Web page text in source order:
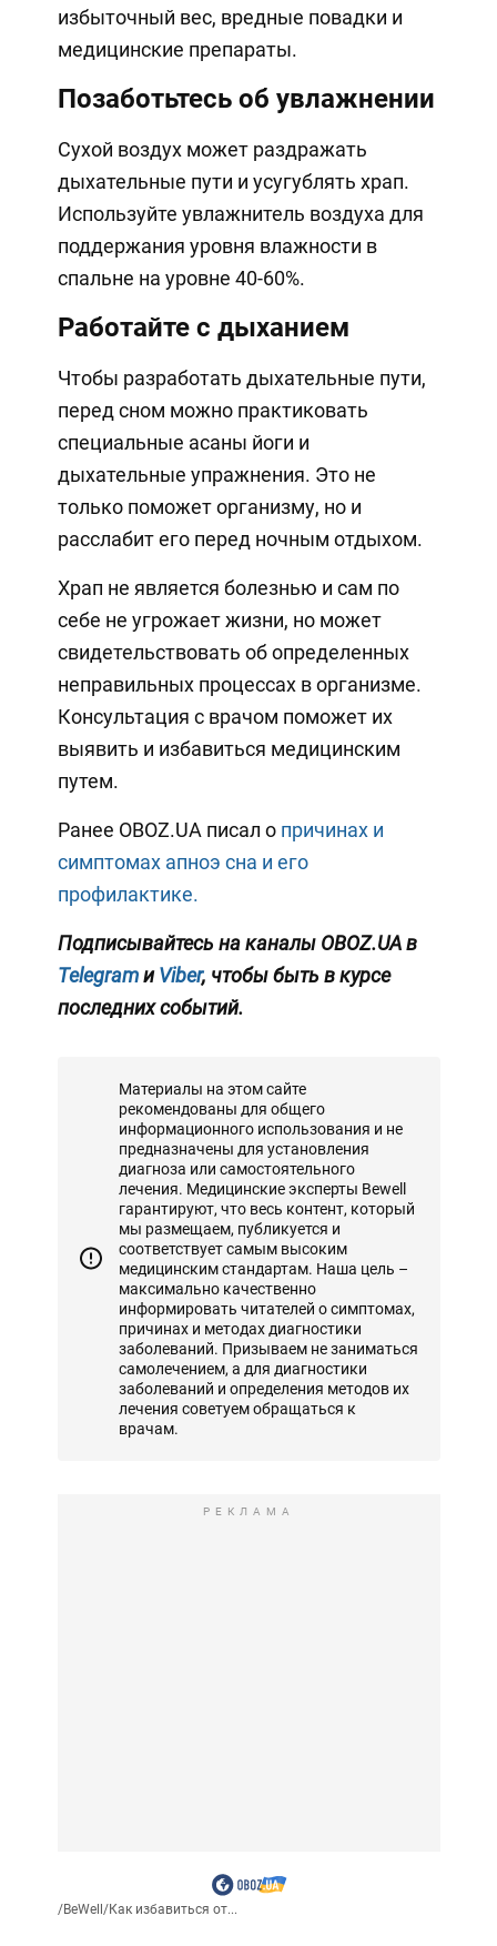
избыточный вес, вредные повадки и
медицинские препараты.
Позаботьтесь об увлажнении
Сухой воздух может раздражать
дыхательные пути и усугублять храп.
Используйте увлажнитель воздуха для
поддержания уровня влажности в
спальне на уровне 40-60%.
Работайте с дыханием
Чтобы разработать дыхательные пути,
перед сном можно практиковать
специальные асаны йоги и
дыхательные упражнения. Это не
только поможет организму, но и
расслабит его перед ночным отдыхом.
Храп не является болезнью и сам по
себе не угрожает жизни, но может
свидетельствовать об определенных
неправильных процессах в организме.
Консультация с врачом поможет их
выявить и избавиться медицинским
путем.
Ранее OBOZ.UA писал о причинах и
симптомах апноэ сна и его
профилактике.
Подписывайтесь на каналы OBOZ.UA в
TelegramиViber, чтобы быть в курсе
последних событий.
Материалы на этом сайте
рекомендованы для общего
информационного использования и не
предназначены для установления
диагноза или самостоятельного
лечения. Медицинские эксперты Bewell
гарантируют, что весь контент, который
мы размещаем, публикуется и
соответствует самым высоким
медицинским стандартам. Наша цель –
максимально качественно
информировать читателей о симптомах,
причинах и методах диагностики
заболеваний. Призываем не заниматься
самолечением, а для диагностики
заболеваний и определения методов их
лечения советуем обращаться к
врачам.
РЕКЛАМА
/BeWell/Как избавиться от...